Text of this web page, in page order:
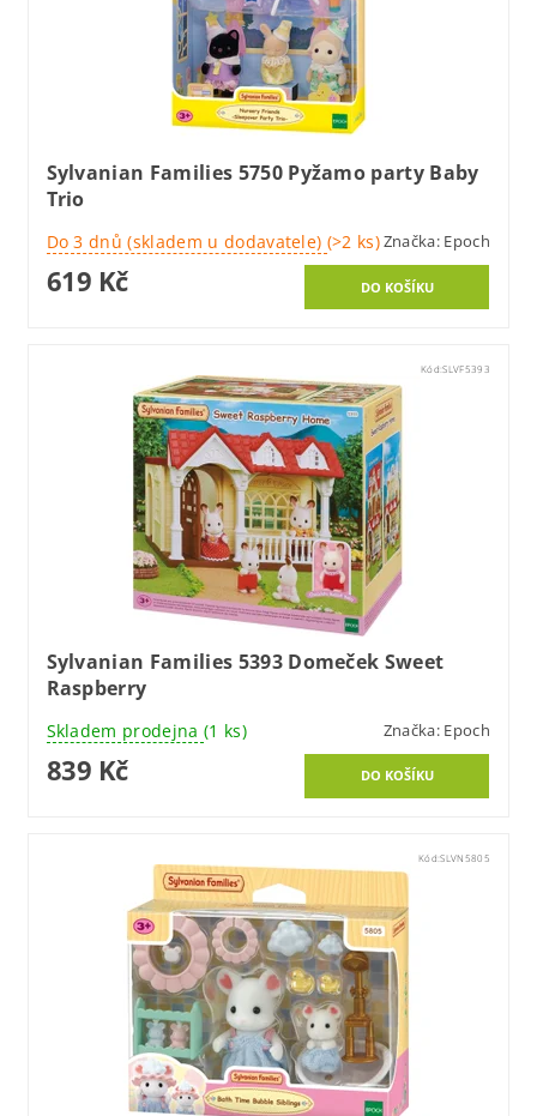
Sylvanian Families 5750 Pyžamo party Baby
Trio
Do 3 dnů (skladem u dodavatele) (>2 ks)Značka: Epoch
619 Kč
Kód:SLVF5393
Sylvanian Families 5393 Domeček Sweet
Raspberry
Skladem prodejna (1 ks) Značka: Epoch
839 Kč
Kód:SLVN5805